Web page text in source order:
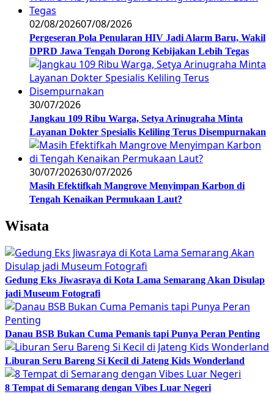
02/08/202607/08/2026
Pergeseran Pola Penularan HIV Jadi Alarm Baru, Wakil
DPRD Jawa Tengah Dorong Kebijakan Lebih Tegas
30/07/2026
Jangkau 109 Ribu Warga, Setya Arinugraha Minta
Layanan Dokter Spesialis Keliling Terus Disempurnakan
30/07/202630/07/2026
Masih Efektifkah Mangrove Menyimpan Karbon di
Tengah Kenaikan Permukaan Laut?
Wisata
Gedung Eks Jiwasraya di Kota Lama Semarang Akan Disulap
jadi Museum Fotografi
Danau BSB Bukan Cuma Pemanis tapi Punya Peran Penting
Liburan Seru Bareng Si Kecil di Jateng Kids Wonderland
8 Tempat di Semarang dengan Vibes Luar Negeri